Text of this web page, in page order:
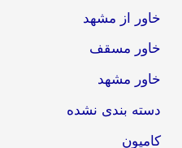
خاور از مشهد
خاور مسقف
خاور مشهد
دسته بندی نشده
کامیون